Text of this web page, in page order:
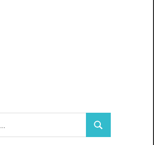
Search